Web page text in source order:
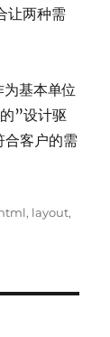
让两种需
基本单位
”设计驱
合客户的需
, layout,